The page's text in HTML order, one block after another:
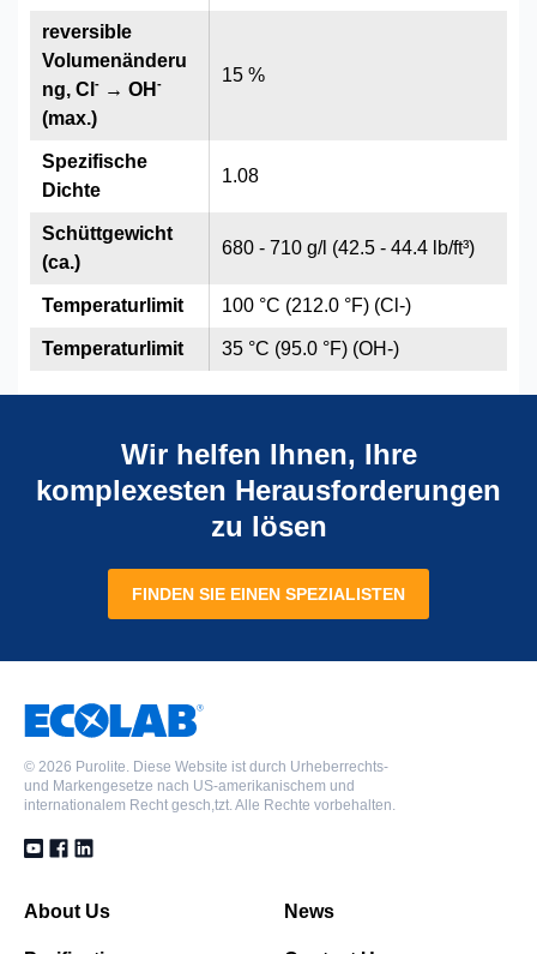
15 %
1.08
680 - 710 g/l (42.5 - 44.4 lb/ft³)
100 °C (212.0 °F) (Cl-)
35 °C (95.0 °F) (OH-)
reversible
Volumenänderu
ng, Cl - → OH -
(max.)
Spezifische
Dichte
Schüttgewicht
(ca.)
Temperaturlimit
Temperaturlimit
Wir helfen Ihnen, Ihre
komplexesten Herausforderungen
zu lösen
FINDEN SIE EINEN SPEZIALISTEN
© 2026 Purolite. Diese Website ist durch Urheberrechts-
und Markengesetze nach US-amerikanischem und
internationalem Recht gesch,tzt. Alle Rechte vorbehalten.
About Us News